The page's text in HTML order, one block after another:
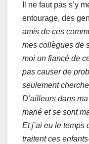
Il ne faut pas s’y
entourage, des
amis de ces
mes collègues de
moi un fiancé de
pas causer de
seulement
D’ailleurs dans
marié et se sont
Et j’ai eu le temps
traitent ces